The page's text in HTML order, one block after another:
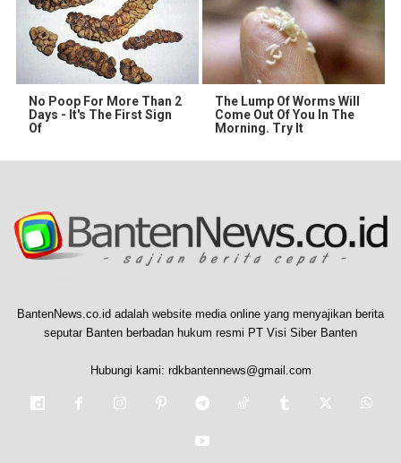
No Poop For More Than 2
Days - It's The First Sign
Of
The Lump Of Worms Will
Come Out Of You In The
Morning. Try It
BantenNews.co.id adalah website media online yang menyajikan berita
seputar Banten berbadan hukum resmi PT Visi Siber Banten
Hubungi kami: rdkbantennews@gmail.com